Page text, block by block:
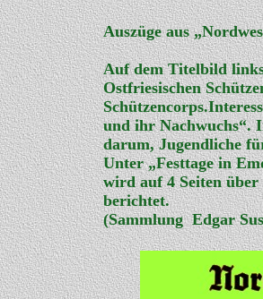
Auszüge aus
Auf dem Titelbild
Ostfriesischen
und ihr Nachwuchs“.
darum, Jugendliche
Unter „Festtage in
wird auf 4 Seiten über
berichtet.
(Sammlung Edgar